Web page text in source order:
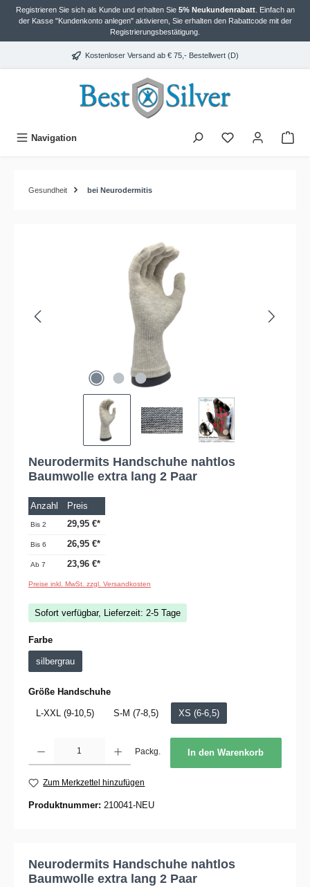
springen
Registrieren Sie sich als Kunde und erhalten Sie 5% Neukundenrabatt. Einfach an
der Kasse "Kundenkonto anlegen" aktivieren, Sie erhalten den Rabattcode mit der
Registrierungsbestätigung.
Kostenloser Versand ab € 75,- Bestellwert (D)
Navigation
Gesundheit bei Neurodermitis
Neurodermits Handschuhe nahtlos
Baumwolle extra lang 2 Paar
Anzahl Preis
Bis2 29,95 €*
Bis6 26,95 €*
Ab7 23,96 €*
Preise inkl. MwSt. zzgl. Versandkosten
Sofort verfügbar, Lieferzeit: 2-5 Tage
Farbeauswählen
silbergrau
Größe Handschuheauswählen
L-XXL (9-10,5) S-M (7-8,5) XS (6-6,5)
Packg. In den Warenkorb
Zum Merkzettel hinzufügen
Produktnummer: 210041-NEU
Neurodermits Handschuhe nahtlos
Baumwolle extra lang 2 Paar